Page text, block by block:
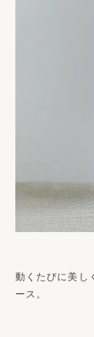
動くたびに美し
ース。